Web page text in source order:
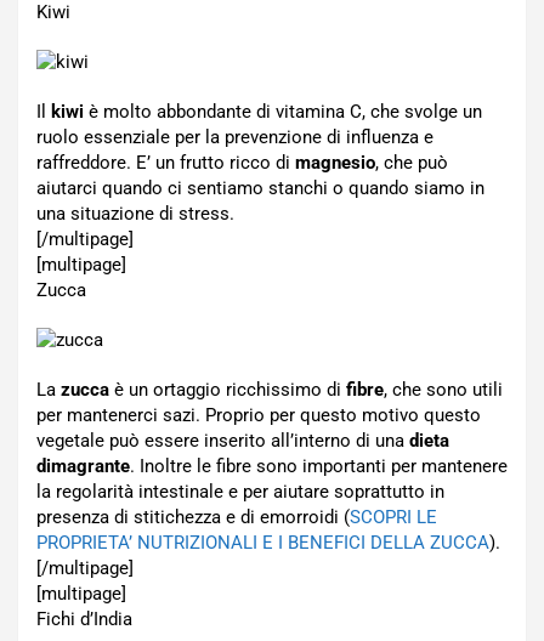
Kiwi
Il kiwi è molto abbondante di vitamina C, che svolge un
ruolo essenziale per la prevenzione di influenza e
raffreddore. E’ un frutto ricco di magnesio, che può
aiutarci quando ci sentiamo stanchi o quando siamo in
una situazione di stress.
[/multipage]
[multipage]
Zucca
La zucca è un ortaggio ricchissimo di fibre, che sono utili
per mantenerci sazi. Proprio per questo motivo questo
vegetale può essere inserito all’interno di una dieta
dimagrante. Inoltre le fibre sono importanti per mantenere
la regolarità intestinale e per aiutare soprattutto in
presenza di stitichezza e di emorroidi (SCOPRI LE
PROPRIETA’ NUTRIZIONALI E I BENEFICI DELLA ZUCCA).
[/multipage]
[multipage]
Fichi d’India